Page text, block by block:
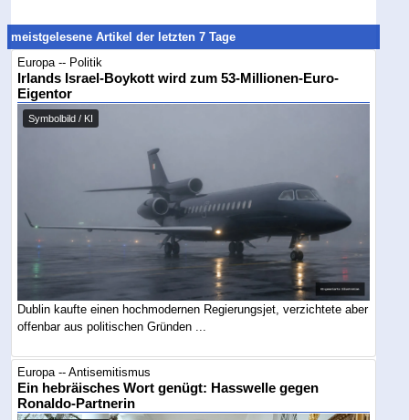
meistgelesene Artikel der letzten 7 Tage
Europa -- Politik
Irlands Israel-Boykott wird zum 53-Millionen-Euro-
Eigentor
Symbolbild / KI
Dublin kaufte einen hochmodernen Regierungsjet, verzichtete aber
offenbar aus politischen Gründen ...
Europa -- Antisemitismus
Ein hebräisches Wort genügt: Hasswelle gegen
Ronaldo-Partnerin